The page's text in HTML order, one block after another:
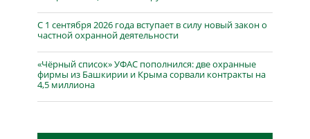
С 1 сентября 2026 года вступает в силу новый закон о
частной охранной деятельности
«Чёрный список» УФАС пополнился: две охранные
фирмы из Башкирии и Крыма сорвали контракты на
4,5 миллиона